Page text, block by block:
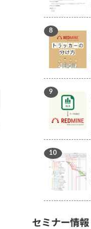
セミナー情報